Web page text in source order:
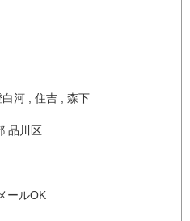
河 , 住吉 , 森下
品川区
ールOK